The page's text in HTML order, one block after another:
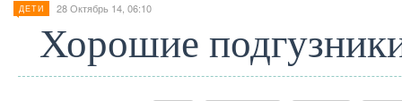
ДЕТИ 28 Октябрь 14, 06:10
Хорошие